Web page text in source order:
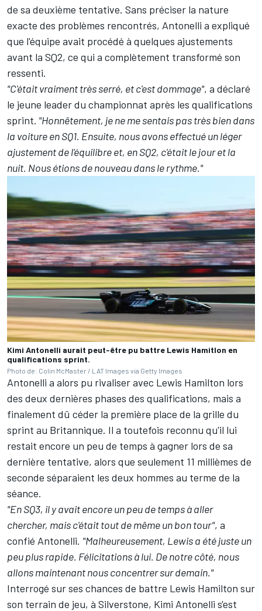
de sa deuxième tentative. Sans préciser la nature
exacte des problèmes rencontrés, Antonelli a expliqué
que l'équipe avait procédé à quelques ajustements
avant la SQ2, ce qui a complètement transformé son
ressenti.
"C'était vraiment très serré, et c'est dommage", a déclaré
le jeune leader du championnat après les qualifications
sprint. "Honnêtement, je ne me sentais pas très bien dans
la voiture en SQ1. Ensuite, nous avons effectué un léger
ajustement de l'équilibre et, en SQ2, c'était le jour et la
nuit. Nous étions de nouveau dans le rythme."
Kimi Antonelli aurait peut-être pu battre Lewis Hamitlon en
qualifications sprint.
Photo de: Colin McMaster / LAT Images via Getty Images
Antonelli a alors pu rivaliser avec Lewis Hamilton lors
des deux dernières phases des qualifications, mais a
finalement dû céder la première place de la grille du
sprint au Britannique. Il a toutefois reconnu qu'il lui
restait encore un peu de temps à gagner lors de sa
dernière tentative, alors que seulement 11 millièmes de
seconde séparaient les deux hommes au terme de la
séance.
"En SQ3, il y avait encore un peu de temps à aller
chercher, mais c'était tout de même un bon tour", a
confié Antonelli. "Malheureusement, Lewis a été juste un
peu plus rapide. Félicitations à lui. De notre côté, nous
allons maintenant nous concentrer sur demain."
Interrogé sur ses chances de battre Lewis Hamilton sur
son terrain de jeu, à Silverstone, Kimi Antonelli s'est